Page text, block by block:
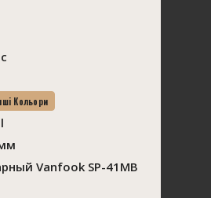
Кольори
Vanfook SP-41MB